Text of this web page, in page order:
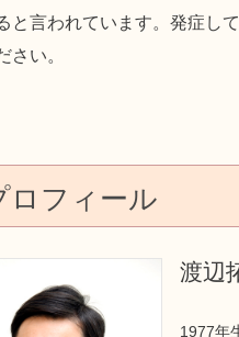
と言われています。発症し
さい。
ロフィール
渡辺
1977年